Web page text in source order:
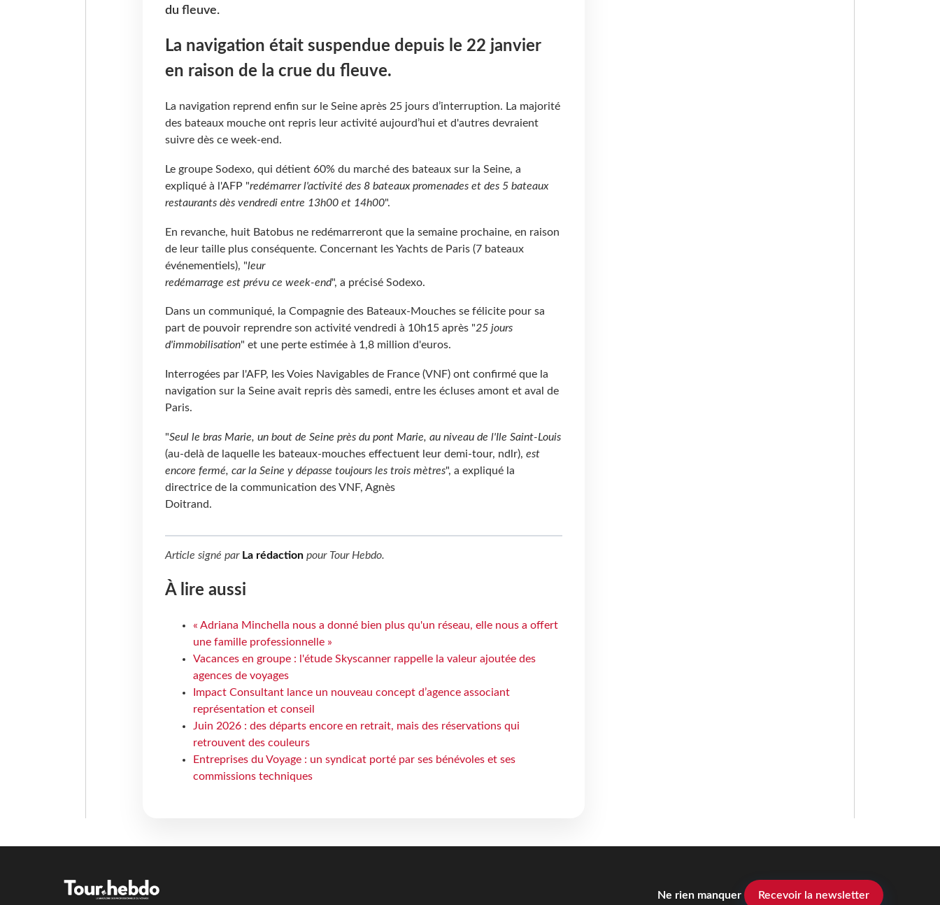
du fleuve.
La navigation était suspendue depuis le 22 janvier
en raison de la crue du fleuve.
La navigation reprend enfin sur le Seine après 25 jours d’interruption. La majorité
des bateaux mouche ont repris leur activité aujourd’hui et d'autres devraient
suivre dès ce week-end.
Le groupe Sodexo, qui détient 60% du marché des bateaux sur la Seine, a
expliqué à l'AFP "redémarrer l'activité des 8 bateaux promenades et des 5 bateaux
restaurants dès vendredi entre 13h00 et 14h00".
En revanche, huit Batobus ne redémarreront que la semaine prochaine, en raison
de leur taille plus conséquente. Concernant les Yachts de Paris (7 bateaux
événementiels), "leur
redémarrage est prévu ce week-end", a précisé Sodexo.
Dans un communiqué, la Compagnie des Bateaux-Mouches se félicite pour sa
part de pouvoir reprendre son activité vendredi à 10h15 après "25 jours
d'immobilisation" et une perte estimée à 1,8 million d'euros.
Interrogées par l'AFP, les Voies Navigables de France (VNF) ont confirmé que la
navigation sur la Seine avait repris dès samedi, entre les écluses amont et aval de
Paris.
"Seul le bras Marie, un bout de Seine près du pont Marie, au niveau de l'Ile Saint-Louis
(au-delà de laquelle les bateaux-mouches effectuent leur demi-tour, ndlr), est
encore fermé, car la Seine y dépasse toujours les trois mètres", a expliqué la
directrice de la communication des VNF, Agnès
Doitrand.
Article signé par La rédactionpour Tour Hebdo.
À lire aussi
« Adriana Minchella nous a donné bien plus qu'un réseau, elle nous a offert
une famille professionnelle »
Vacances en groupe : l'étude Skyscanner rappelle la valeur ajoutée des
agences de voyages
Impact Consultant lance un nouveau concept d’agence associant
représentation et conseil
Juin 2026 : des départs encore en retrait, mais des réservations qui
retrouvent des couleurs
Entreprises du Voyage : un syndicat porté par ses bénévoles et ses
commissions techniques
Ne rien manquer Recevoir la newsletter